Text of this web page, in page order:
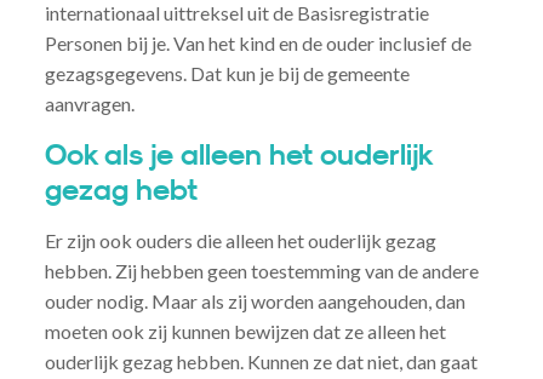
internationaal uittreksel uit de Basisregistratie
Personen bij je. Van het kind en de ouder inclusief de
gezagsgegevens. Dat kun je bij de gemeente
aanvragen.
Ook als je alleen het ouderlijk
gezag hebt
Er zijn ook ouders die alleen het ouderlijk gezag
hebben. Zij hebben geen toestemming van de andere
ouder nodig. Maar als zij worden aangehouden, dan
moeten ook zij kunnen bewijzen dat ze alleen het
ouderlijk gezag hebben. Kunnen ze dat niet, dan gaat